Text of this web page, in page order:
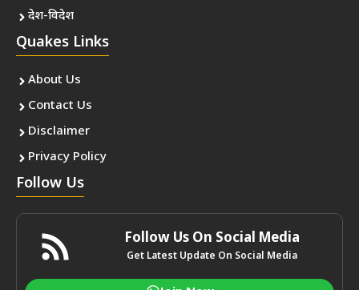
देश-विदेश
Quakes Links
About Us
Contact Us
Disclaimer
Privacy Policy
Follow Us
Follow Us On Social Media
Get Latest Update On Social Media